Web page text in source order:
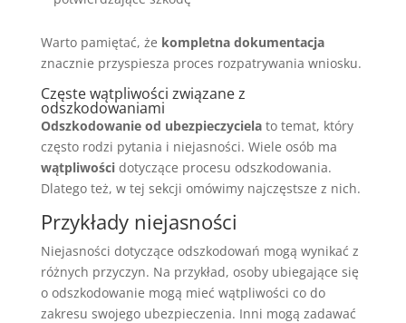
Warto pamiętać, że kompletna dokumentacja
znacznie przyspiesza proces rozpatrywania wniosku.
Częste wątpliwości związane z
odszkodowaniami
Odszkodowanie od ubezpieczycielato temat, który
często rodzi pytania i niejasności. Wiele osób ma
wątpliwościdotyczące procesu odszkodowania.
Dlatego też, w tej sekcji omówimy najczęstsze z nich.
Przykłady niejasności
Niejasności dotyczące odszkodowań mogą wynikać z
różnych przyczyn. Na przykład, osoby ubiegające się
o odszkodowanie mogą mieć wątpliwości co do
zakresu swojego ubezpieczenia. Inni mogą zadawać